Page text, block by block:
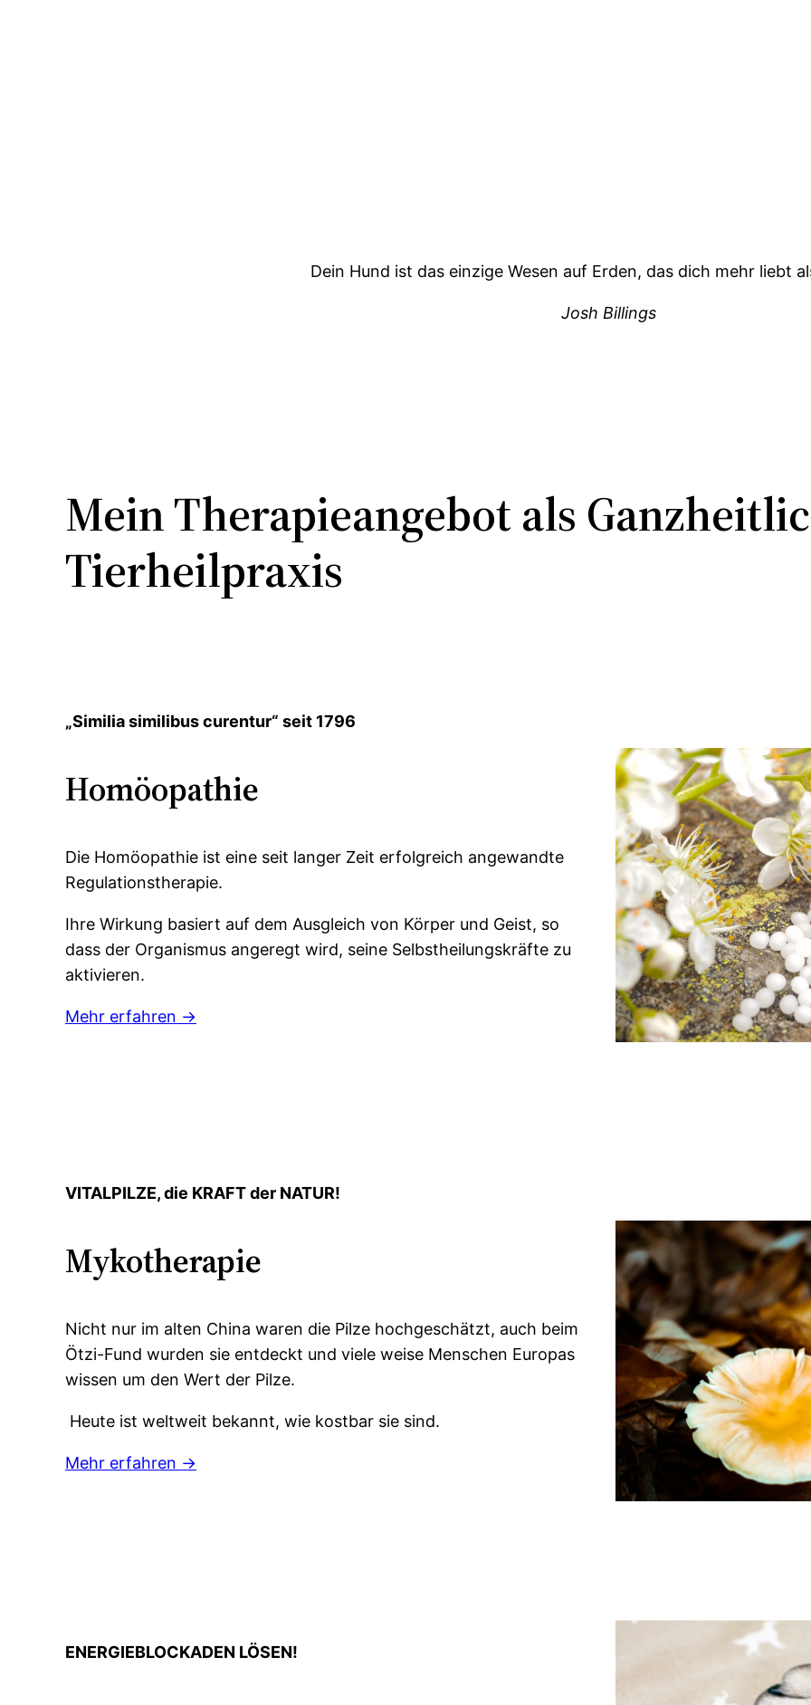
Dein Hund ist das einzige Wesen auf Erden, das dich mehr liebt
Josh Billings
Mein Therapieangebot als
Tierheilpraxis
„Similia similibus curentur“ seit 1796
Homöopathie
Die Homöopathie ist eine seit langer Zeit erfolgreich angewandte
Regulationstherapie.
Ihre Wirkung basiert auf dem Ausgleich von Körper und Geist, so
dass der Organismus angeregt wird, seine Selbstheilungskräfte zu
aktivieren.
Mehr erfahren →
VITALPILZE, die KRAFT der NATUR!
Mykotherapie
Nicht nur im alten China waren die Pilze hochgeschätzt, auch beim
Ötzi-Fund wurden sie entdeckt und viele weise Menschen Europas
wissen um den Wert der Pilze.
Heute ist weltweit bekannt, wie kostbar sie sind.
Mehr erfahren →
ENERGIEBLOCKADEN LÖSEN!